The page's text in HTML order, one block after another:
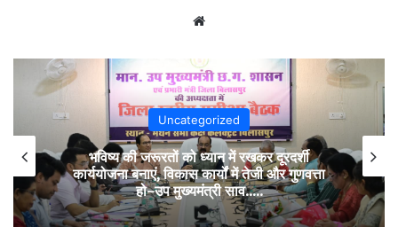
Uncategorized
भविष्य की जरूरतों को ध्यान में रखकर दूरदर्शी
बनाएं, विकास कार्यों में तेजी और गुणवत्ता
हो–उप मुख्यमंत्री साव…..
उप